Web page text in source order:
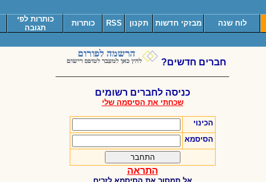
לוח שנה מבזקי חדשות תקנון RSS כותרות
כותרות לפי
תגובה
חברים חדשים?
כניסה לחברים רשומים
שכחתי את הסיסמה שלי
הכינוי
הסיסמא
התראה